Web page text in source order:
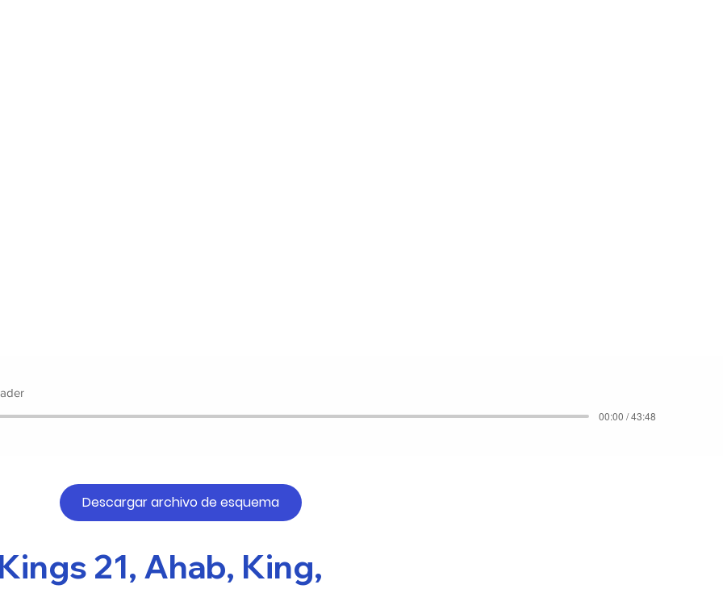
00:00 / 43:48
Descargar archivo de esquema
21, Ahab, King,